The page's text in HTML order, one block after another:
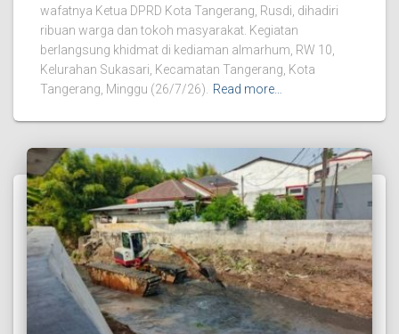
wafatnya Ketua DPRD Kota Tangerang, Rusdi, dihadiri
ribuan warga dan tokoh masyarakat. Kegiatan
berlangsung khidmat di kediaman almarhum, RW 10,
Kelurahan Sukasari, Kecamatan Tangerang, Kota
Tangerang, Minggu (26/7/26). Read more…